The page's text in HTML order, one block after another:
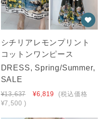
シチリアレモンプリント
コットンワンピース
DRESS, Spring/Summer,
SALE
¥13,637 ¥6,819
(税込価格
¥7,500 )